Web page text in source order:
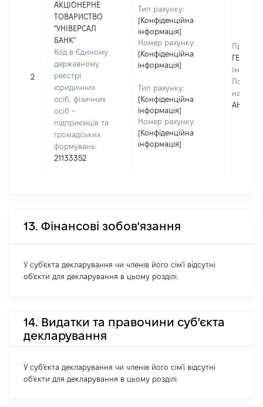
2
АКЦІОНЕРНЕ
ТОВАРИСТВО
"УНІВЕРСАЛ
БАНК"
Код в Єдиному
державному
реєстрі
юридичних
осіб, фізичних
осіб –
підприємців та
громадських
формувань:
21133352
Тип рахунку:
[Конфіденційна
інформація]
Номер рахунку:
[Конфіденційна
інформація]
Тип рахунку:
[Конфіденційна
інформація]
Номер рахунку:
[Конфіденційна
інформація]
Ім'я:
По
13. Фінансові зобов'язання
У суб'єкта декларування чи членів його сім'ї відсутні
об'єкти для декларування в цьому розділі.
14. Видатки та правочини суб'єкта
декларування
У суб'єкта декларування чи членів його сім'ї відсутні
об'єкти для декларування в цьому розділі.